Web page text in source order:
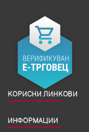
КОРИСНИ ЛИНКОВИ
ИНФОРМАЦИИ